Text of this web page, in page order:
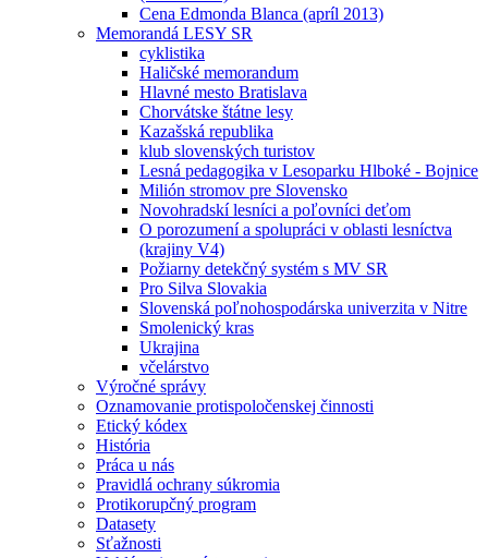
Cena Edmonda Blanca (apríl 2013)
Memorandá LESY SR
cyklistika
Haličské memorandum
Hlavné mesto Bratislava
Chorvátske štátne lesy
Kazašská republika
klub slovenských turistov
Lesná pedagogika v Lesoparku Hlboké - Bojnice
Milión stromov pre Slovensko
Novohradskí lesníci a poľovníci deťom
O porozumení a spolupráci v oblasti lesníctva
(krajiny V4)
Požiarny detekčný systém s MV SR
Pro Silva Slovakia
Slovenská poľnohospodárska univerzita v Nitre
Smolenický kras
Ukrajina
včelárstvo
Výročné správy
Oznamovanie protispoločenskej činnosti
Etický kódex
História
Práca u nás
Pravidlá ochrany súkromia
Protikorupčný program
Datasety
Sťažnosti